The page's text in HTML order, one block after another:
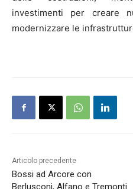
investimenti per creare
modernizzare le
Articolo precedente
Bossi ad Arcore con
Berlusconi, Alfano e Tremonti